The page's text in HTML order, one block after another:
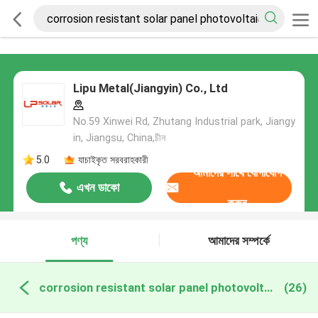
Lipu Metal(Jiangyin) Co., Ltd
No.59 Xinwei Rd, Zhutang Industrial park, Jiangy
in, Jiangsu, China,চীন
5.0
যাচাইকৃত সরবরাহকারী
এখন ডাকো
আমাদের সাথে যোগাযোগ
করুন
পণ্য আমাদের সম্পর্কে
corrosion resistant solar panel photovoltaic system অনলাইন উত্পাদন (26)